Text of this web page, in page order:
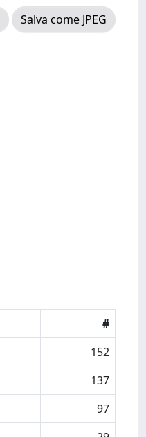
Salva come JPEG
#
152
137
97